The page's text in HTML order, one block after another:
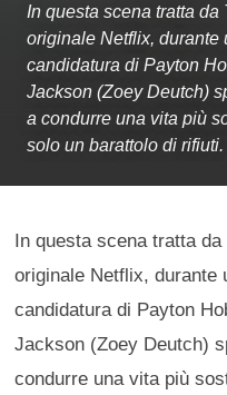
In questa scena tratta
originale Netflix, durante
candidatura di Payton
Jackson (Zoey Deutch)
a condurre una vita più
solo un barattolo di rifiuti.
In questa scena tratta
originale Netflix, durante
candidatura di Payton
Jackson (Zoey Deutch)
condurre una vita più